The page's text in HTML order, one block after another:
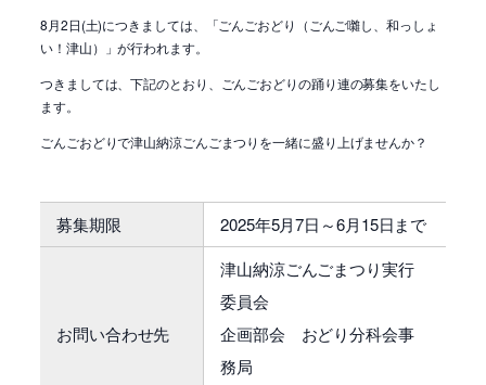
8月2日(土)につきましては、「ごんごおどり（ごんご囃し、和っしょ
い！津山）」が行われます。
つきましては、下記のとおり、ごんごおどりの踊り連の募集をいたし
ます。
ごんごおどりで津山納涼ごんごまつりを一緒に盛り上げませんか？
募集期限 2025年5月7日～6月15日まで
お問い合わせ先
津山納涼ごんごまつり実行
委員会
企画部会 おどり分科会事
務局